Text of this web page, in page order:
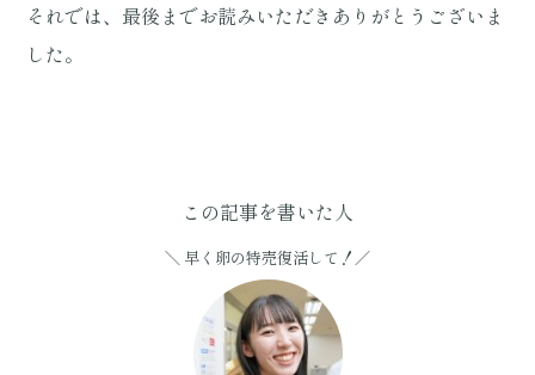
それでは、最後までお読みいただきありがとうございま
した。
この記事を書いた人
＼ 早く卵の特売復活して！／